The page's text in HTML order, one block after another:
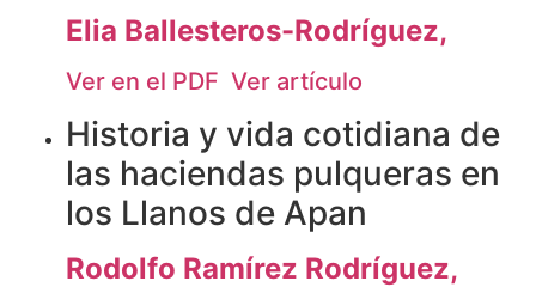
Elia Ballesteros-Rodríguez,
Ver en el PDF Ver artículo
Historia y vida cotidiana de
las haciendas pulqueras en
los Llanos de Apan
Rodolfo Ramírez Rodríguez,